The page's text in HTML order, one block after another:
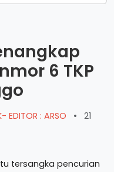
6 TKP
EDITOR : ARSO •
21
tersangka pencurian